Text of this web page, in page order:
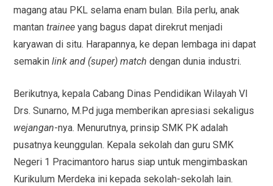
magang atau PKL selama enam bulan. Bila perlu, anak
mantantrainee yang bagus dapat direkrut menjadi
karyawan di situ. Harapannya, ke depan lembaga ini dapat
semakinlink and (super) match dengan dunia industri.
Berikutnya, kepala Cabang Dinas Pendidikan Wilayah VI
Drs. Sunarno, M.Pd juga memberikan apresiasi sekaligus
wejangan-nya. Menurutnya, prinsip SMK PK adalah
pusatnya keunggulan. Kepala sekolah dan guru SMK
Negeri 1 Pracimantoro harus siap untuk mengimbaskan
Kurikulum Merdeka ini kepada sekolah-sekolah lain.